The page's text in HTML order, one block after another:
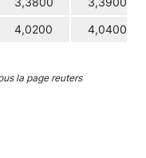
4,0200 4,0400
la page reuters